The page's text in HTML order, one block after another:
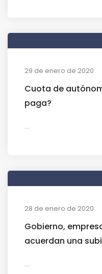
29 de enero de 2020
Cuota de
paga?
...
28 de enero de 2020
Gobierno,
acuerdan una
...